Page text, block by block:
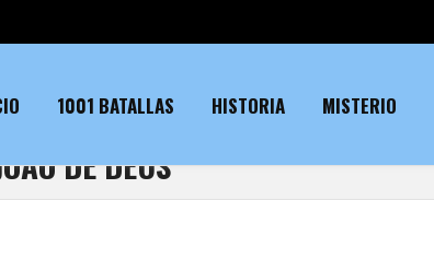
1001 BATALLAS HISTORIA MISTERIO
DE DEUS